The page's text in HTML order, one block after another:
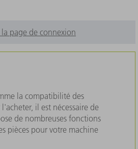
page de connexion
la compatibilité des
il est nécessaire de
de nombreuses fonctions
pièces pour votre machine